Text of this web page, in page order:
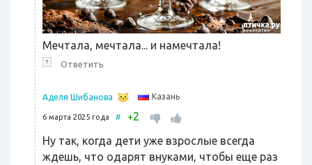
Мечтала, мечтала... и намечтала!
↑ Ответить
Аделя Шибанова Казань
6 марта 2025 года # +2
Ну так, когда дети уже взрослые всегда
ждешь, что одарят внуками, чтобы еще раз